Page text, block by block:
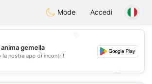
Portugues
Mode Accedi
💕
gemella
la nostra app di incontri!